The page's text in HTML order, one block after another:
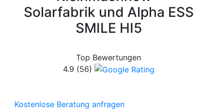
Solarfabrik und Alpha ESS
SMILE HI5
Top Bewertungen
4.9 (56)
Kostenlose Beratung anfragen